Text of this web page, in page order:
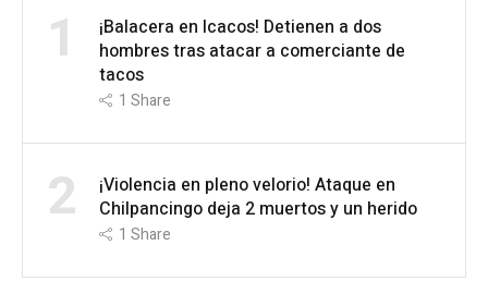
1
¡Balacera en Icacos! Detienen a dos
hombres tras atacar a comerciante de
tacos
1 Share
2
¡Violencia en pleno velorio! Ataque en
Chilpancingo deja 2 muertos y un herido
1 Share